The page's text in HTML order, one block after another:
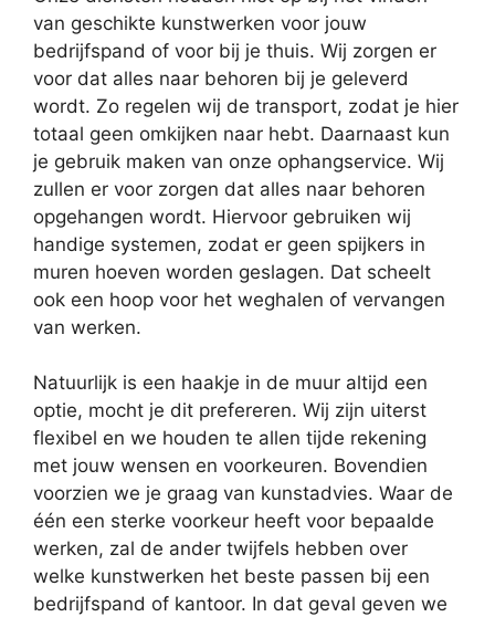
van geschikte kunstwerken voor jouw
bedrijfspand of voor bij je thuis. Wij zorgen er
voor dat alles naar behoren bij je geleverd
wordt. Zo regelen wij de transport, zodat je hier
totaal geen omkijken naar hebt. Daarnaast kun
je gebruik maken van onze ophangservice. Wij
zullen er voor zorgen dat alles naar behoren
opgehangen wordt. Hiervoor gebruiken wij
handige systemen, zodat er geen spijkers in
muren hoeven worden geslagen. Dat scheelt
ook een hoop voor het weghalen of vervangen
van werken.
Natuurlijk is een haakje in de muur altijd een
optie, mocht je dit prefereren. Wij zijn uiterst
flexibel en we houden te allen tijde rekening
met jouw wensen en voorkeuren. Bovendien
voorzien we je graag van kunstadvies. Waar de
één een sterke voorkeur heeft voor bepaalde
werken, zal de ander twijfels hebben over
welke kunstwerken het beste passen bij een
bedrijfspand of kantoor. In dat geval geven we